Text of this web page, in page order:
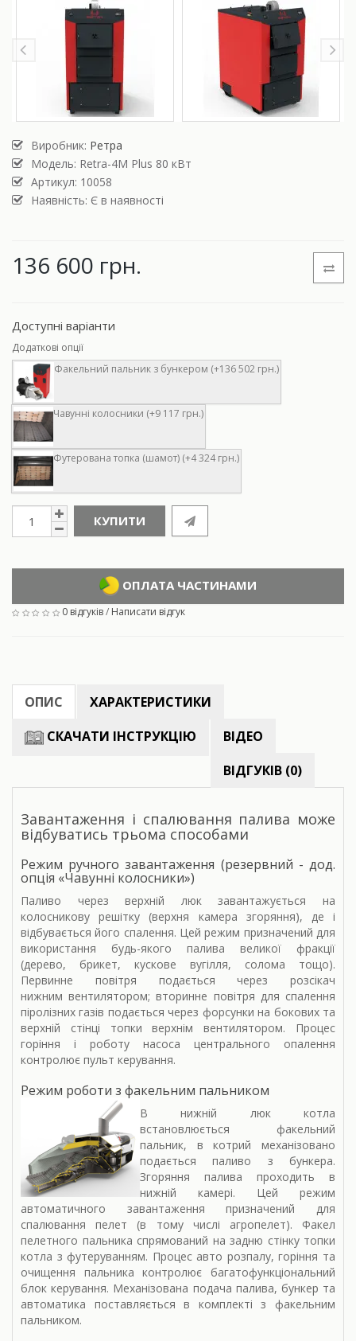
Виробник: Ретра
Модель: Retra-4М Plus 80 кВт
Артикул: 10058
Наявність: Є в наявності
136 600 грн.
Доступні варіанти
Додаткові опції
Факельний пальник з бункером (+136 502 грн.)
Чавунні колосники (+9 117 грн.)
Футерована топка (шамот) (+4 324 грн.)
КУПИТИ
ОПЛАТА ЧАСТИНАМИ
0 відгуків/ Написати відгук
ОПИС
ХАРАКТЕРИСТИКИ
СКАЧАТИ ІНСТРУКЦІЮ
ВІДЕО
ВІДГУКІВ (0)
Завантаження і спалювання палива може
відбуватись трьома способами
Режим ручного завантаження (резервний - дод.
опція «Чавунні колосники»)
Паливо через верхній люк завантажується на
колосникову решітку (верхня камера згоряння), де і
відбувається його спалення. Цей режим призначений для
використання будь-якого палива великої фракції
(дерево, брикет, кускове вугілля, солома тощо).
Первинне повітря подається через розсікач
нижним вентилятором; вторинне повітря для спалення
піролізних газів подається через форсунки на бокових та
верхній стінці топки верхнім вентилятором. Процес
горіння і роботу насоса центрального опалення
контролює пульт керування.
Режим роботи з факельним пальником
В нижній люк котла
встановлюється факельний
пальник, в котрий механізовано
подається паливо з бункера.
Згоряння палива проходить в
нижній камері. Цей режим
автоматичного завантаження призначений для
спалювання пелет (в тому числі агропелет). Факел
пелетного пальника спрямований на задню стінку топки
котла з футеруванням. Процес авто розпалу, горіння та
очищення пальника контролює багатофункціональний
блок керування. Механізована подача палива, бункер та
автоматика поставляється в комплекті з факельним
пальником.